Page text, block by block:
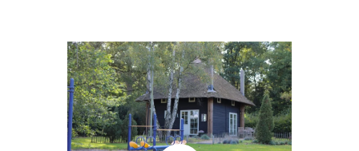
6
personen